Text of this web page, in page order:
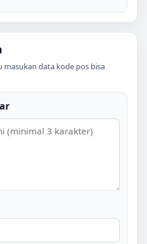
masukan data kode pos bisa